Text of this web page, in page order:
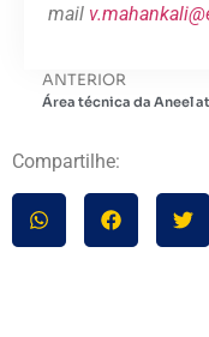
mail
ANTERIOR
Compartilhe: